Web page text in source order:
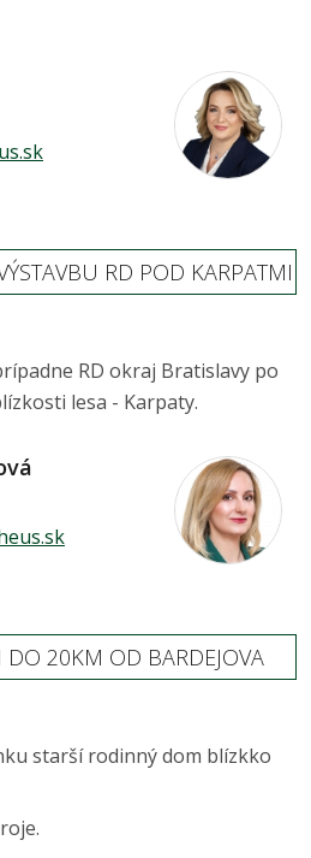
RD POD KARPATMI
RD okraj Bratislavy po
lesa - Karpaty.
20KM OD BARDEJOVA
starší rodinný dom blízkko